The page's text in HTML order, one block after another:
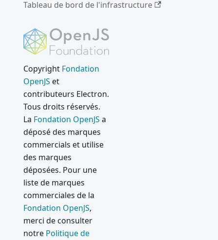
Tableau de bord de l'infrastructure
Copyright Fondation
OpenJS et
contributeurs Electron.
Tous droits réservés.
La Fondation OpenJS a
déposé des marques
commercials et utilise
des marques
déposées. Pour une
liste de marques
commerciales de la
Fondation OpenJS,
merci de consulter
notre Politique de